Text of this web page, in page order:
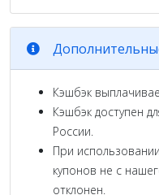
Кэшбэк
Кэшбэк доступен
России.
При
купонов не с
отклонен.